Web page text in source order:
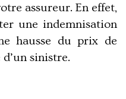
assureur. En effet,
une indemnisation
hausse du prix de
sinistre.